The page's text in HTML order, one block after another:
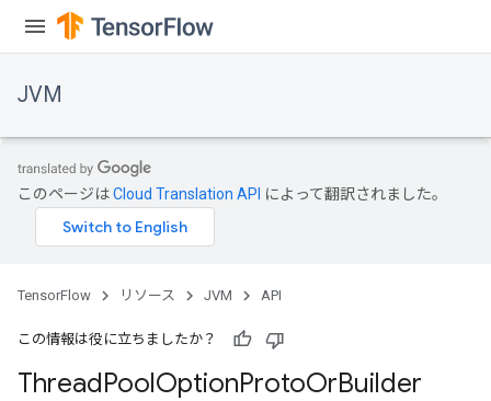
JVM
このページはCloud Translation API によって翻訳されました。
TensorFlow リソース JVM API
この情報は役に立ちましたか？
ThreadPoolOptionProtoOrBuilder